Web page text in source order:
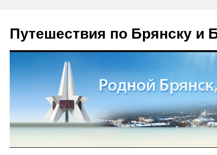
Путешествия по Брянску и